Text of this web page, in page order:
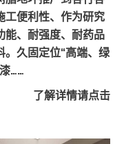
工便利性、作为研究
能、耐强度、耐药品
。久固定位“高端、绿
……
了解详情请点击